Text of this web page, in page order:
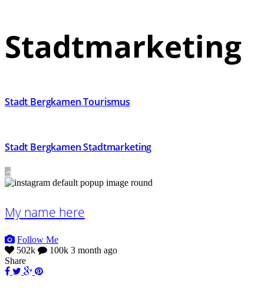
Stadtmarketing
Stadt Bergkamen Tourismus
Stadt Bergkamen Stadtmarketing
My name here
Follow Me
502k
100k 3 month ago
Share